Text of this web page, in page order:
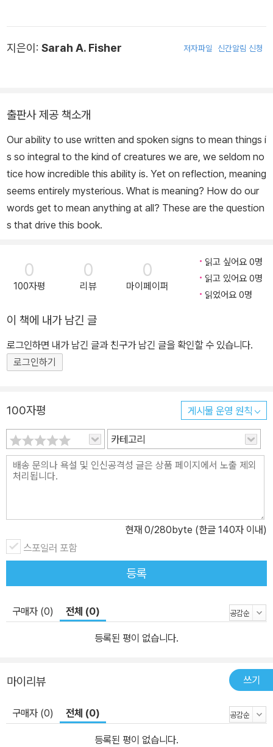
지은이: Sarah A. Fisher 저자파일 신간알림 신청
출판사 제공 책소개
Our ability to use written and spoken signs to mean things i
s so integral to the kind of creatures we are, we seldom no
tice how incredible this ability is. Yet on reflection, meaning
seems entirely mysterious. What is meaning? How do our
words get to mean anything at all? These are the question
s that drive this book.
0
100자평
0
리뷰
0
마이페이퍼
읽고 싶어요 0명
읽고 있어요 0명
읽었어요 0명
이 책에 내가 남긴 글
로그인하면 내가 남긴 글과 친구가 남긴 글을 확인할 수 있습니다.
로그인하기
100자평 게시물 운영 원칙
카테고리
현재 0/280byte (한글 140자 이내)
스포일러 포함
등록
구매자 (0) 전체 (0)
등록된 평이 없습니다.
마이리뷰 쓰기
구매자 (0) 전체 (0)
등록된 평이 없습니다.